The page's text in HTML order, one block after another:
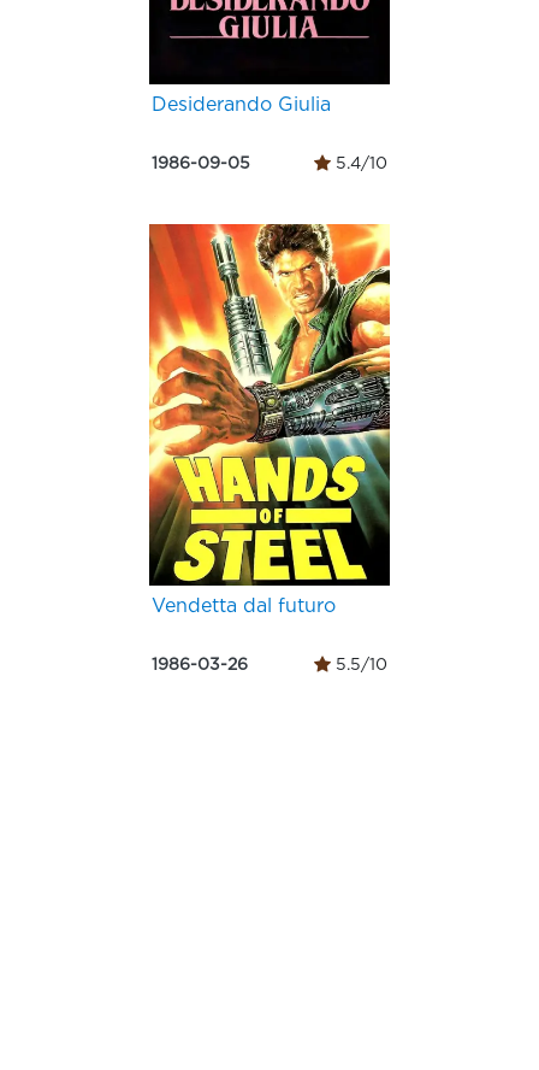
Desiderando Giulia
1986-09-05 5.4/10
Vendetta dal futuro
1986-03-26 5.5/10